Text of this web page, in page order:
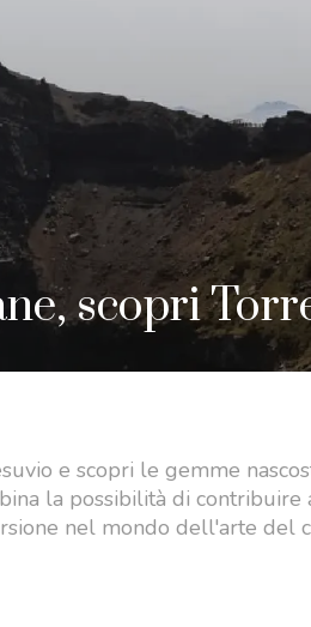
scopri
e scopri le gemme
la possibilità di
nel mondo dell'arte del